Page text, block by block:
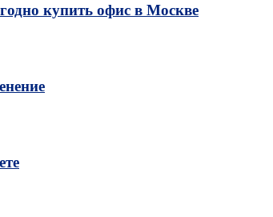
купить офис в Москве